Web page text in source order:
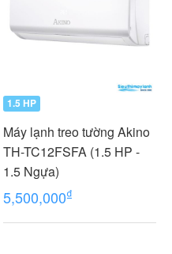
1.5 HP
Máy lạnh treo tường Akino
TH-TC12FSFA (1.5 HP -
1.5 Ngựa)
5,500,000₫